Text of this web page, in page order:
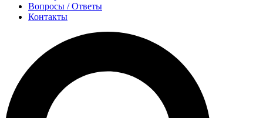
Вопросы / Ответы
Контакты